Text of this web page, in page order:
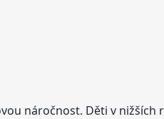
náročnost. Děti v nižších